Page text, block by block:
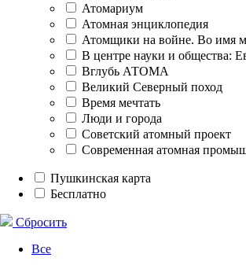
Атомариум
Атомная энциклопедия
Атомщики на войне. Во имя
В центре науки и общества:
Вглубь АТОМА
Великий Северный поход
Время мечтать
Люди и города
Советский атомный проект
Современная атомная
Пушкинская карта
Бесплатно
Сбросить
Все